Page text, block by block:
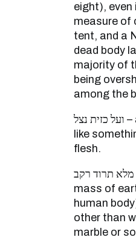
eight), even
measure of
tent, and a
dead body
majority of
being
among the
ועל כזית נצל – a thin secretion that comes out from the dead body
like
flesh.
מלא תרוד רקב – a spoonful from the dust of the rottenness (i.e., a
mass of
human
other than
marble or